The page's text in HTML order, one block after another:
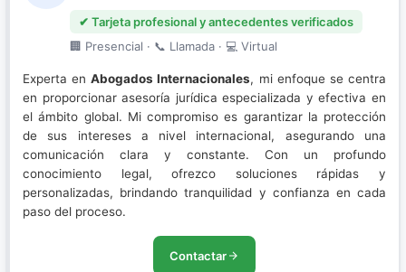
✔ Tarjeta profesional y antecedentes verificados
🏢 Presencial · 📞 Llamada · 💻 Virtual
Experta enAbogados Internacionales, mi enfoque se centra
en proporcionar asesoría jurídica especializada y efectiva en
el ámbito global. Mi compromiso es garantizar la protección
de sus intereses a nivel internacional, asegurando una
comunicación clara y constante. Con un profundo
conocimiento legal, ofrezco soluciones rápidas y
personalizadas, brindando tranquilidad y confianza en cada
paso del proceso.
Contactar